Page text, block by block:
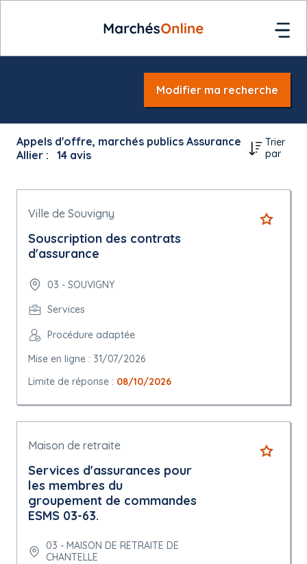
Modifier ma recherche
Appels d'offre, marchés publics Assurance
Allier :
14 avis
Trier
par
Ville de Souvigny
Souscription des contrats
d'assurance
03 - SOUVIGNY
Services
Procédure adaptée
Mise en ligne : 31/07/2026
Limite de réponse : 08/10/2026
Maison de retraite
Services d'assurances pour
les membres du
groupement de commandes
ESMS 03-63.
03 - MAISON DE RETRAITE DE
CHANTELLE